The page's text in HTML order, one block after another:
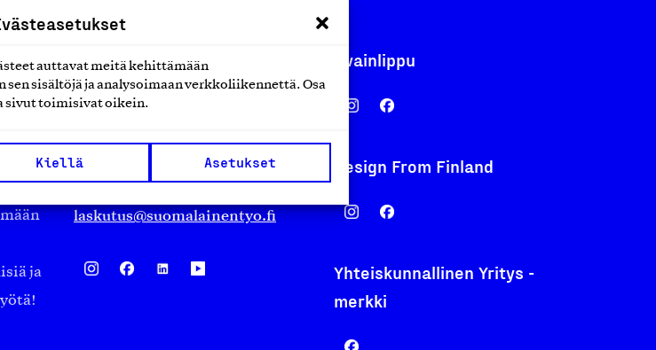
auttavat meitä kehittämään
sisältöjä ja analysoimaan verkkoliikennettä. Osa
sivut toimisivat oikein.
Kiellä Asetukset
ja
Suomalainen työ ry
Eteläranta 14,
Finland
asiakaspalvelu@suomalainentyo.fi
laskutus@suomalainentyo.fi
Avainlippu
Design From Finland
Yhteiskunnallinen Yritys -
merkki